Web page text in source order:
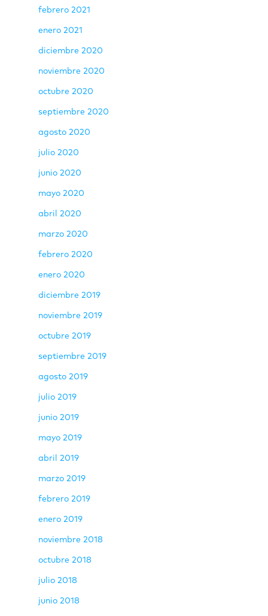
febrero 2021
enero 2021
diciembre 2020
noviembre 2020
octubre 2020
septiembre 2020
agosto 2020
julio 2020
junio 2020
mayo 2020
abril 2020
marzo 2020
febrero 2020
enero 2020
diciembre 2019
noviembre 2019
octubre 2019
septiembre 2019
agosto 2019
julio 2019
junio 2019
mayo 2019
abril 2019
marzo 2019
febrero 2019
enero 2019
noviembre 2018
octubre 2018
julio 2018
junio 2018